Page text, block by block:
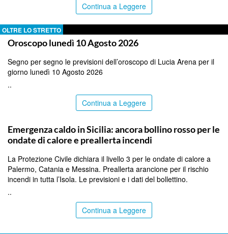
Continua a Leggere
OLTRE LO STRETTO
Oroscopo lunedì 10 Agosto 2026
Segno per segno le previsioni dell’oroscopo di Lucia Arena per il
giorno lunedì 10 Agosto 2026
..
Continua a Leggere
Emergenza caldo in Sicilia: ancora bollino rosso per le
ondate di calore e preallerta incendi
La Protezione Civile dichiara il livello 3 per le ondate di calore a
Palermo, Catania e Messina. Preallerta arancione per il rischio
incendi in tutta l’Isola. Le previsioni e i dati del bollettino.
..
Continua a Leggere